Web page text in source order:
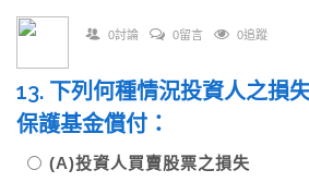
0討論 0留言 0追蹤
13. 下列何種情況投資人之損
保護基金償付：
(A)投資人買賣股票之損失